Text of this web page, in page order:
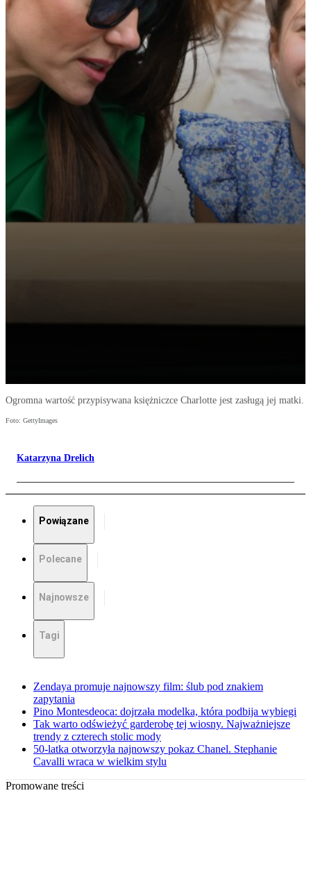
Ogromna wartość przypisywana księżniczce Charlotte jest zasługą jej matki.
Foto: GettyImages
Katarzyna Drelich
Powiązane
Polecane
Najnowsze
Tagi
Zendaya promuje najnowszy film: ślub pod znakiem
zapytania
Pino Montesdeoca: dojrzała modelka, która podbija wybiegi
Tak warto odświeżyć garderobę tej wiosny. Najważniejsze
trendy z czterech stolic mody
50-latka otworzyła najnowszy pokaz Chanel. Stephanie
Cavalli wraca w wielkim stylu
Promowane treści